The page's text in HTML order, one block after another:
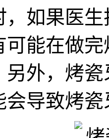
，如果医
可能在做
另外，烤
会导致烤